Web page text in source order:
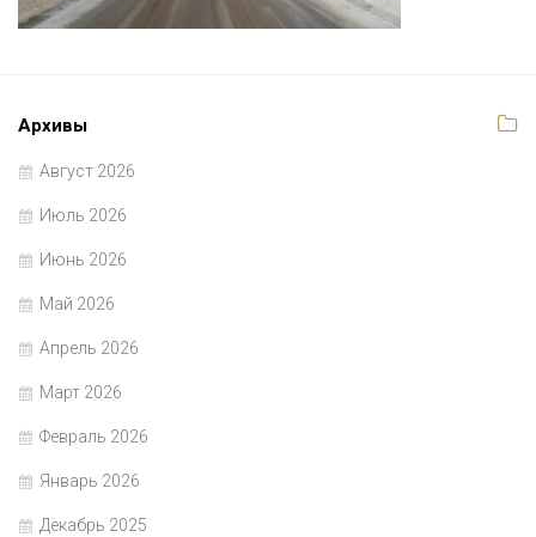
Архивы
Август 2026
Июль 2026
Июнь 2026
Май 2026
Апрель 2026
Март 2026
Февраль 2026
Январь 2026
Декабрь 2025